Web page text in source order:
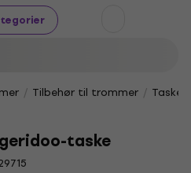
Tilbehør til trommer
taske